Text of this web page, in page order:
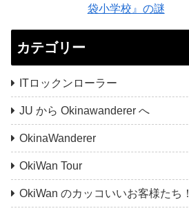
袋小学校』の謎
カテゴリー
ITロックンローラー
JU から Okinawanderer へ
OkinaWanderer
OkiWan Tour
OkiWan のカッコいいお客様たち！